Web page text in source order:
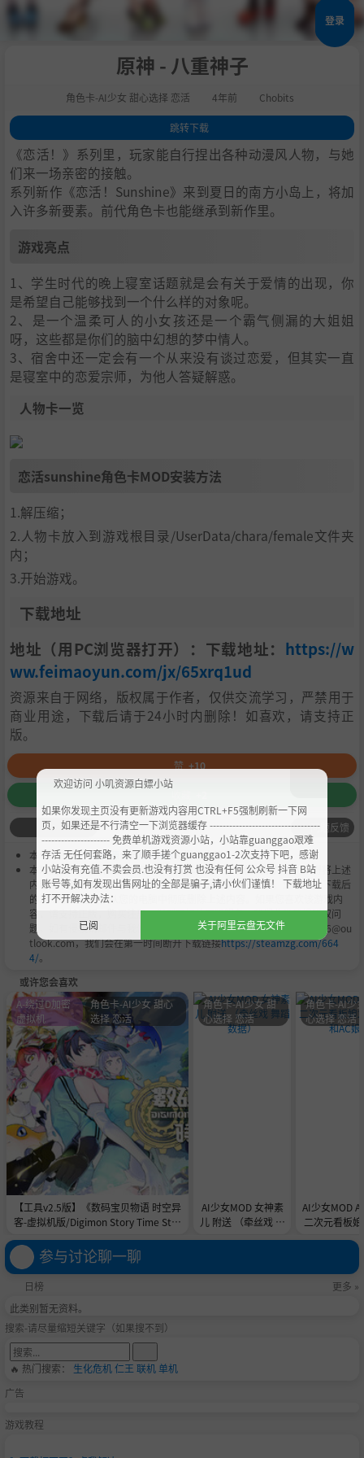
登录
原神 - 八重神子
角色卡-AI少女 甜心选择 恋活 4年前 Chobits
跳转下载
1.游戏亮点
2.人物卡一览
3.恋活sunshine角色卡MOD安装方法
4.下载地址
《恋活！》系列里，玩家能自行捏出各种动漫风人物，与她
们来一场亲密的接触。
系列新作《恋活！Sunshine》来到夏日的南方小岛上，将加
入许多新要素。前代角色卡也能继承到新作里。
游戏亮点
1、学生时代的晚上寝室话题就是会有关于爱情的出现，你
是希望自己能够找到一个什么样的对象呢。
2、是一个温柔可人的小女孩还是一个霸气侧漏的大姐姐
呀，这些都是你们的脑中幻想的梦中情人。
3、宿舍中还一定会有一个从来没有谈过恋爱，但其实一直
是寝室中的恋爱宗师，为他人答疑解惑。
人物卡一览
恋活sunshine角色卡MOD安装方法
1.解压缩；
2.人物卡放入到游戏根目录/UserData/chara/female文件夹
内；
3.开始游戏。
下载地址
地址（用PC浏览器打开）：下载地址： https://w
ww.feimaoyun.com/jx/65xrq1ud
资源来自于网络，版权属于作者，仅供交流学习，严禁用于
商业用途，下载后请于24小时内删除！如喜欢，请支持正
版。
赞 +10
问题反馈
本作品是由小叽资源 会员Chobits's 搬运作品.
本站提供的资源转载自国内外各大媒体和网络，仅供试玩体验；不得将上述
内容用于商业或者非法用途，否则，一切后果请用户自负。您必须在下载后
的24个小时之内，从您的电脑中彻底删除上述内容。如果您喜欢该游戏内
容，请支持正版，购买注册，得到更好的正版服务。我们非常重视版权问
题，如有侵权请邮件与我们联系处理。敬请谅解！E-mail：acgbns666@ou
tlook.com，我们会在第一时间断开下载链接https://steamzg.com/664
4/。
或许您会喜欢
【工具v2.5版】《数码宝贝物语 时空异
客-虚拟机版/Digimon Story Time Stra
官中免安装-简中31.1GB
A-绕过D加密
虚拟机
角色卡-AI少女 甜心
选择 恋活
AI少女MOD 女神素
儿 附送 （牵丝戏 舞
角色卡-AI少女 甜
心选择 恋活
AI少女MOD A
二次元看板
角色卡-AI少
心选择 恋活
参与讨论聊一聊
日榜
更多 »
此类别暂无资料。
搜索-请尽量缩短关键字（如果搜不到）
🔥 热门搜索： 生化危机仁王 联机单机
广告
游戏教程
欢迎访问 小叽资源白嫖小站
如果你发现主页没有更新游戏内容用CTRL+F5强制刷新一下网
页，如果还是不行清空一下浏览器缓存 ----------------------------------
--------------------- 免费单机游戏资源小站，小站靠guanggao艰难
存活 无任何套路，来了顺手搓个guanggao1-2次支持下吧，感谢
小站没有充值.不卖会员.也没有打赏 也没有任何 公众号 抖音 B站
账号等,如有发现出售网址的全部是骗子,请小伙们谨慎！ 下载地址
打不开解决办法：
已阅
关于阿里云盘无文件